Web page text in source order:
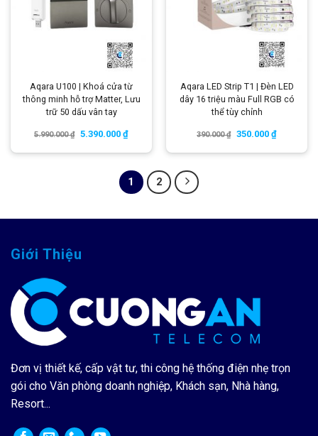
Aqara U100 | Khoá cửa từ
thông minh hỗ trợ Matter, Lưu
trữ 50 dấu vân tay
5.990.000₫ 5.390.000 ₫
Aqara LED Strip T1 | Đèn LED
dây 16 triệu màu Full RGB có
thể tùy chỉnh
390.000₫ 350.000 ₫
1 2
Giới Thiệu
Đơn vị thiết kế, cấp vật tư, thi công hệ thống điện nhẹ trọn
gói cho Văn phòng doanh nghiệp, Khách sạn, Nhà hàng,
Resort...